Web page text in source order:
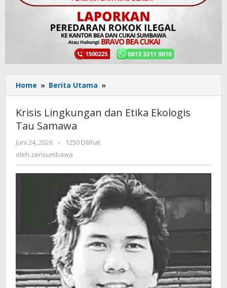
Home » Berita Utama »
Lingkungan
dan
Etika
Krisis Lingkungan dan Etika Ekologis
Tau Samawa
Juni 24, 2026
oleh
zensumbawa
-
1250 Dilihat
oleh zensumbawa